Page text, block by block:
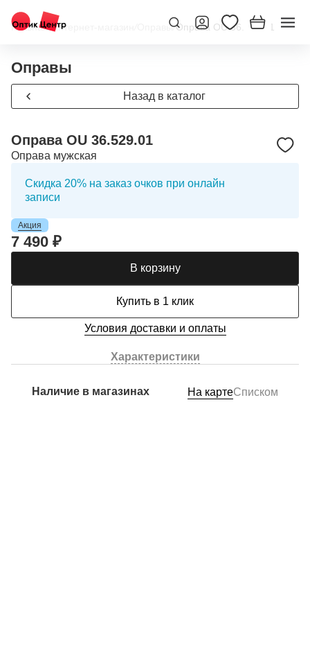
Главная/Интернет-магазин Оправы/Оправа OU 36.529.01
Оправы
Назад в каталог
Оправа OU 36.529.01
Оправа мужская
Скидка 20% на заказ очков при онлайн
записи
Акция
7 490 ₽
В корзину
Купить в 1 клик
Условия доставки и оплаты
Характеристики
Наличие в магазинах На картеСписком